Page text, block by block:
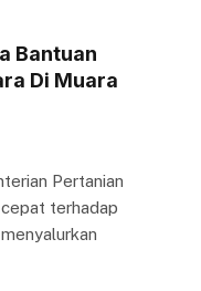
Bantuan
Di Muara
Pertanian
terhadap